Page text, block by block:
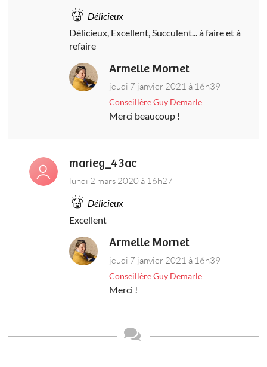
Délicieux
Délicieux, Excellent, Succulent... à faire et à
refaire
Armelle Mornet
jeudi 7 janvier 2021 à 16h39
Conseillère Guy Demarle
Merci beaucoup !
marieg_43ac
lundi 2 mars 2020 à 16h27
Délicieux
Excellent
Armelle Mornet
jeudi 7 janvier 2021 à 16h39
Conseillère Guy Demarle
Merci !